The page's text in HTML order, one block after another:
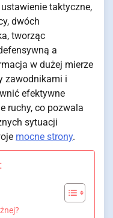
taktyczne,
dwóch
tworząc
a
w dużej mierze
zawodnikami i
efektywne
ruchy, co pozwala
sytuacji
mocne strony.